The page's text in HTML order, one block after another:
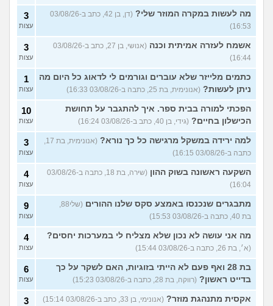
מה לעשות במקרה המוזר שלי?
(דן, בן 42, כתב ב-03/08/26
16:53)
3
עצות
אשמח לעזרה אמיתית וכנה
(אנושי, בן 27, כתב ב-03/08/26
16:44)
3
עצות
כתמים מלייזר שלא עוברים וגורמים לי לדאוג כל היום מה
ניתן לעשות? (אנונימית, בת 25, כתבה ב-03/08/26 16:33)
1
עצות
הפכתי למורה בבית ספר. איך להתגבר על תחושת
הכישלון בחיים? (גידי, בן 40, כתב ב-03/08/26 16:24)
10
עצות
למה ירידה במשקל מרגישה כל כך נורא?
(אנונימית, בת 17,
כתבה ב-03/08/26 16:15)
3
עצות
השקעה ראשונה בשוק ההון
(שירה, בת 18, כתבה ב-03/08/26
16:04)
4
עצות
מתבגרים שנכנסו באמצע סקס שלנו ההורים
(שלי88,
בת 40, כתבה ב-03/08/26 15:53)
9
עצות
מה אני עושה לא נכון שלא מצליח לי במערכות יחסים?
(א׳, בת 26, כתבה ב-03/08/26 15:44)
4
עצות
בת 28 ואף פעם לא הייתי בזוגיות, האם לשקר על כך
בדייט ראשון? (רווקה, בת 28, כתבה ב-03/08/26 15:23)
6
עצות
אקסית מתנהגת מוזר? (אנונימי, בן 33, כתב ב-03/08/26 15:14) 3